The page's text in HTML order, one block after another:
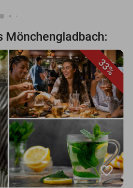
Mönchengladbach:
33%
favorite_border